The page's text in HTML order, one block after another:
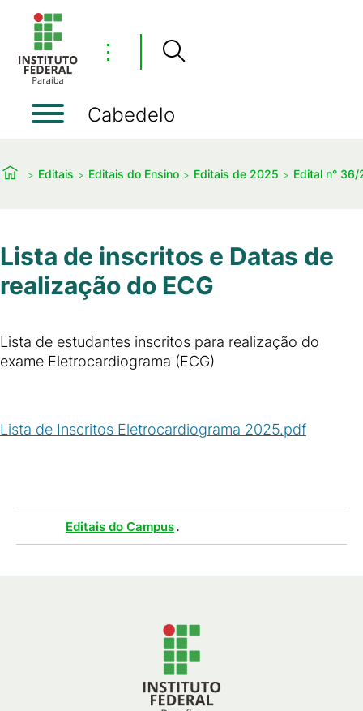
⋮
Cabedelo
Editais Editais do Ensino Editais de 2025 Edital n°
Lista de inscritos e Datas de
realização do ECG
Lista de estudantes inscritos para realização do
exame Eletrocardiograma (ECG)
Lista de Inscritos Eletrocardiograma 2025.pdf
Editais do Campus.